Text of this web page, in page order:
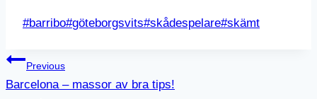
Post
#barribo#göteborgsvits#skådespelare#skämt
Inläggsnavigering
Previous
Barcelona – massor av bra tips!